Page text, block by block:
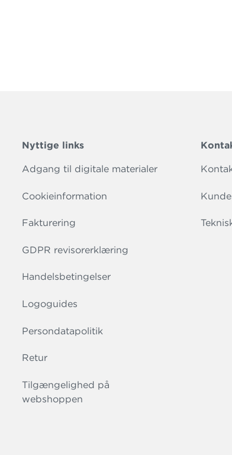
Nyttige links
Adgang til digitale materialer
Cookieinformation
Fakturering
GDPR revisorerklæring
Handelsbetingelser
Logoguides
Persondatapolitik
Retur
Tilgængelighed på
webshoppen